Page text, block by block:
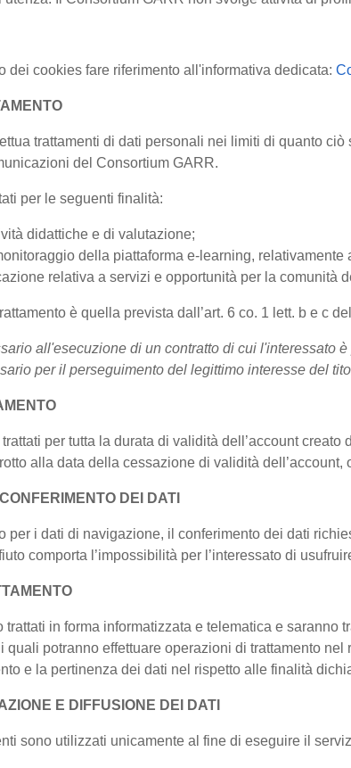
dei cookies fare riferimento all'informativa dedicata:
trattamenti di dati personali nei limiti di quanto
del Consortium GARR.
per le seguenti finalità:
didattiche e di valutazione;
della piattaforma e-learning,
relativa a servizi e opportunità per la comunità
è quella prevista dall’art. 6 co. 1 lett. b e c
all'esecuzione di un contratto di cui l'interessato
per il perseguimento del legittimo interesse del
trattati per tutta la durata di validità dell’account
alla data della cessazione di validità dell’account,
DEI DATI
per i dati di navigazione, il conferimento dei dati
comporta l’impossibilità per l’interessato di
trattati in forma informatizzata e telematica e
quali potranno effettuare operazioni di trattamento
e la pertinenza dei dati nel rispetto alle finalità
E DIFFUSIONE DEI DATI
sono utilizzati unicamente al fine di eseguire il